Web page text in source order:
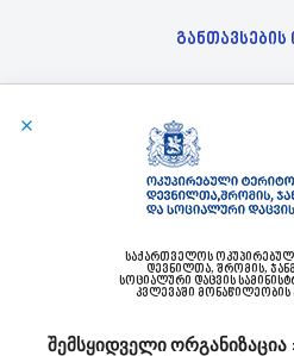
განთავსების
Სს „საქართველოს Სახელმწიფო
45200000 - მთლიანი ან ნაწილობრივი
სამოქალაქო მშენებლობის სამუშაოები.
სს „საქართველოს სახელმწიფო
იდლიანის პროექტირება-
საქართველოს
დევნილთა, შრომის,
სოციალური დაცვის
კვლევაში მონაწილეობის
შემსყიდველი ორგანიზაცია :